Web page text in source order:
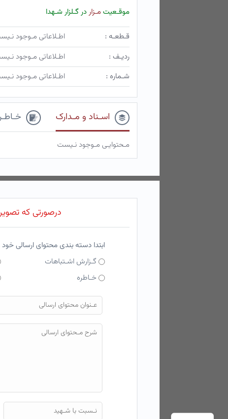
موقـعیتمـزاردر گـلزار شـهدا
قـطعـه :
اطـلاعاتی مـوجود
ردیـف :
اطـلاعاتی مـوجود
شـماره :
اطـلاعاتی مـوجود
اسـناد و مـدارک
مـحتوایـی مـوجود نـیست
درصورتی که
ابتدا دسته بندی محتوای ارسالی
گـزارش اشـتباهات
خـاطره